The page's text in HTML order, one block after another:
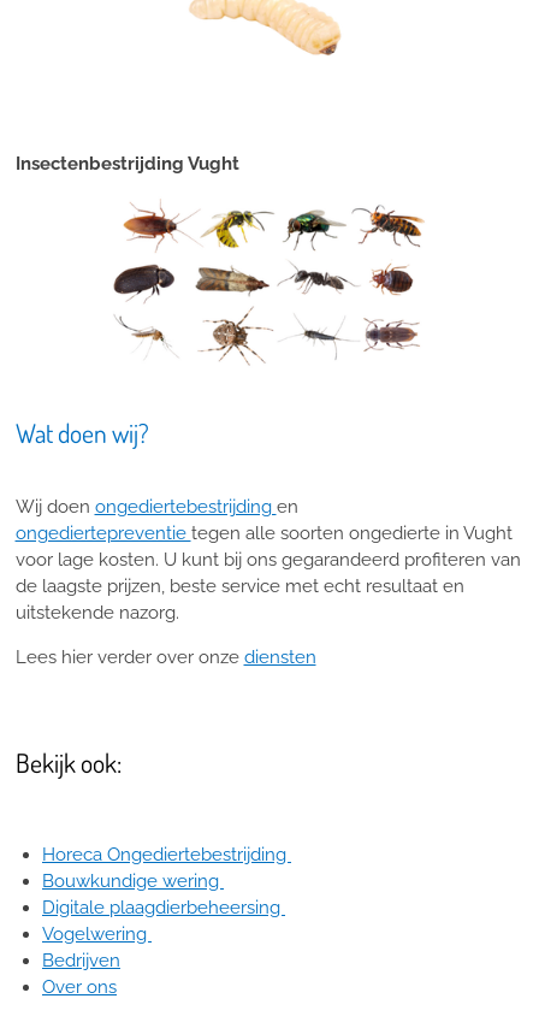
Insectenbestrijding Vught
Wat doen wij?
Wij doen ongediertebestrijding en
ongediertepreventie tegen alle soorten ongedierte in Vught
voor lage kosten. U kunt bij ons gegarandeerd profiteren van
de laagste prijzen, beste service met echt resultaat en
uitstekende nazorg.
Lees hier verder over onze diensten
Bekijk ook:
Horeca Ongediertebestrijding
Bouwkundige wering
Digitale plaagdierbeheersing
Vogelwering
Bedrijven
Over ons